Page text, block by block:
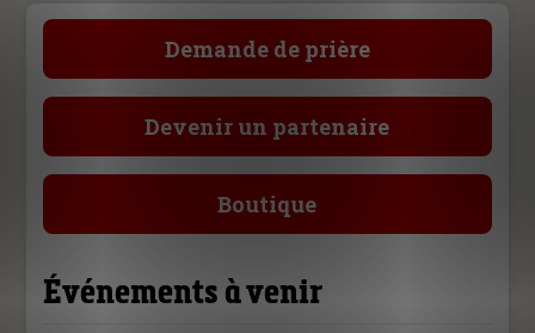
Demande de prière
Devenir un partenaire
Boutique
Événements à venir